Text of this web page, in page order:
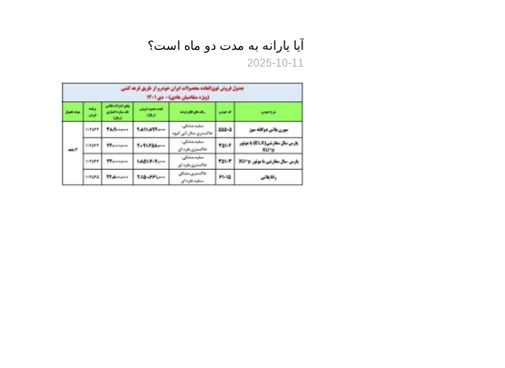
آیا یارانه به مدت دو ماه است؟
2025-10-11